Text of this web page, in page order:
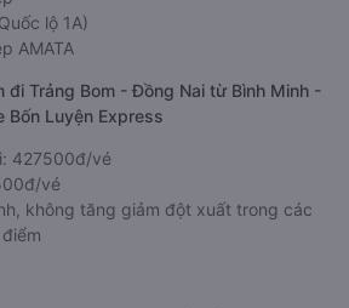
lộ 1A)
AMATA
đi Trảng Bom - Đồng Nai từ Bình Minh -
Bốn Luyện Express
427500đ/vé
vé
không tăng giảm đột xuất trong các